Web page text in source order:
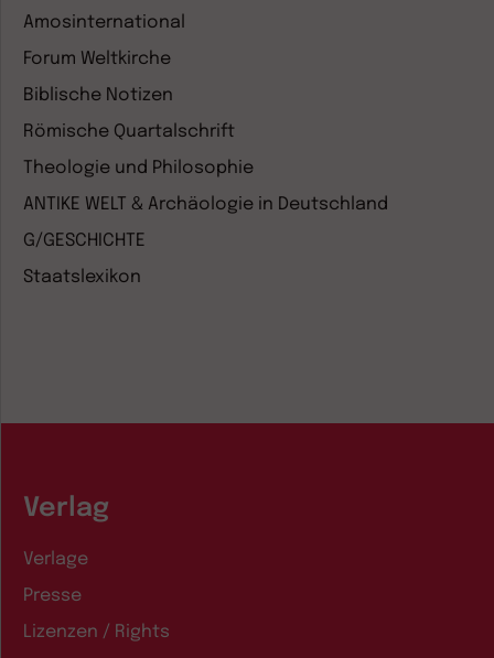
Amosinternational
Forum Weltkirche
Biblische Notizen
Römische Quartalschrift
Theologie und Philosophie
ANTIKE WELT & Archäologie in Deutschland
G/GESCHICHTE
Staatslexikon
Verlag
Verlage
Presse
Lizenzen / Rights